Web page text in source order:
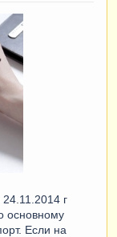
г
основному
Если на